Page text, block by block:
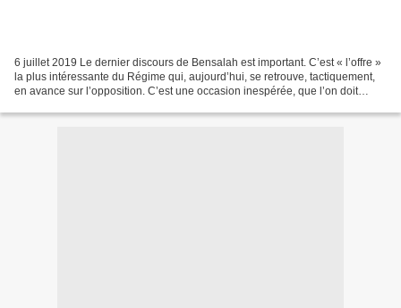
6 juillet 2019 Le dernier discours de Bensalah est important. C’est « l’offre »
la plus intéressante du Régime qui, aujourd’hui, se retrouve, tactiquement,
en avance sur l’opposition. C’est une occasion inespérée, que l’on doit